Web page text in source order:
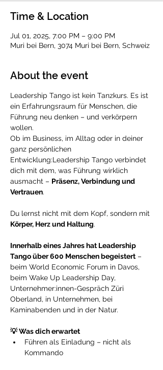
Time & Location
Jul 01, 2025, 7:00 PM – 9:00 PM
Muri bei Bern, 3074 Muri bei Bern, Schweiz
About the event
Leadership Tango ist kein Tanzkurs. Es ist
ein Erfahrungsraum für Menschen, die
Führung neu denken – und verkörpern
wollen.
Ob im Business, im Alltag oder in deiner
ganz persönlichen
Entwicklung:Leadership Tango verbindet
dich mit dem, was Führung wirklich
ausmacht – Präsenz, Verbindung und
Vertrauen.
Du lernst nicht mit dem Kopf, sondern mit
Körper, Herz und Haltung.
Innerhalb eines Jahres hat Leadership
Tango über 600 Menschen begeistert –
beim World Economic Forum in Davos,
beim Wake Up Leadership Day,
Unternehmer:innen-Gespräch Züri
Oberland, in Unternehmen, bei
Kaminabenden und in der Natur.
💡 Was dich erwartet
Führen als Einladung – nicht als
Kommando